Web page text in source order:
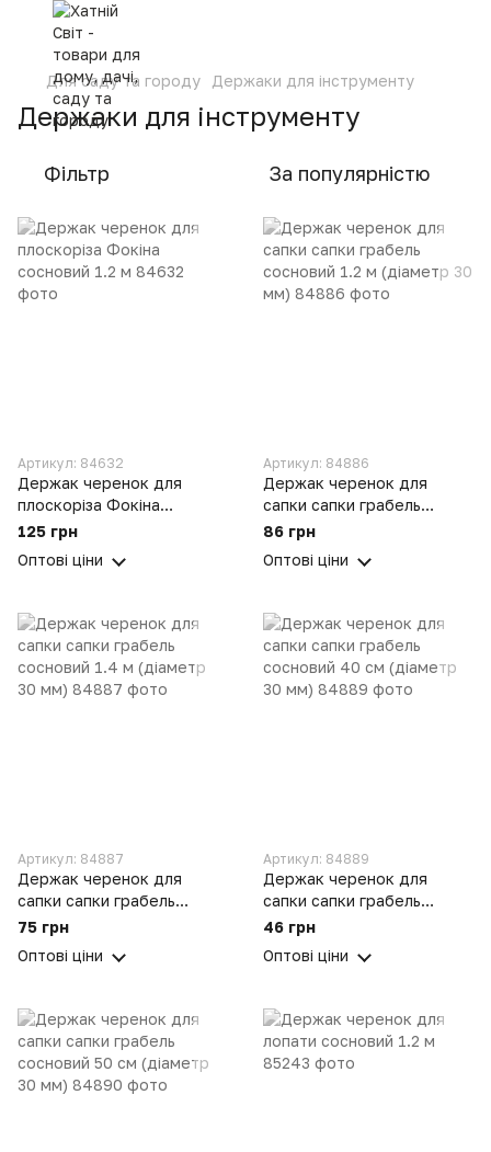
Для саду та городу Держаки для інструменту
Держаки для інструменту
Фільтр За популярністю
Артикул: 84632
Держак черенок для
плоскоріза Фокіна
сосновий 1.2 м
125 грн
Оптові ціни
Артикул: 84886
Держак черенок для
сапки сапки грабель
сосновий 1.2 м (діаметр 30
86 грн
Оптові ціни
Артикул: 84887
Держак черенок для
сапки сапки грабель
сосновий 1.4 м (діаметр
75 грн
Оптові ціни
Артикул: 84889
Держак черенок для
сапки сапки грабель
сосновий 40 см (діаметр
46 грн
Оптові ціни